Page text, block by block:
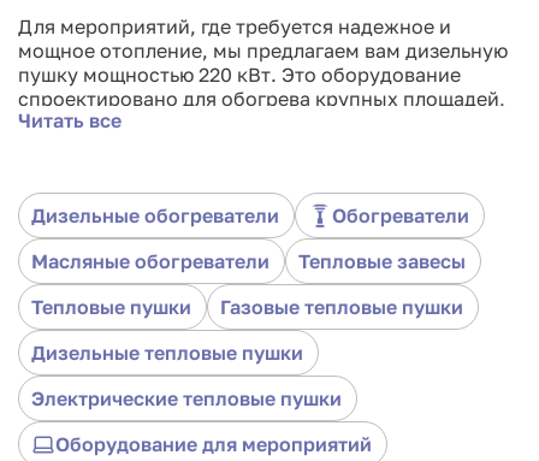
Для мероприятий, где требуется надежное и
мощное отопление, мы предлагаем вам дизельную
пушку мощностью 220 кВт. Это оборудование
спроектировано для обогрева крупных площадей,
где комфорт гостей имеет первостепенное
самых суровых погодных условиях. Арендуйте
нашу дизельную пушку “220 кВт” и убедитесь в ее
надежности и производительности на вашем
мероприятии.
Читать все
Дизельные обогреватели
Обогреватели
Масляные обогреватели
Тепловые завесы
Тепловые пушки
Газовые тепловые пушки
Дизельные тепловые пушки
Электрические тепловые пушки
Оборудование для мероприятий